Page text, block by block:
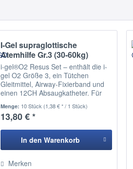
I-Gel supraglottische
Atemhilfe Gr.3 (30-60kg)
i-gel®O2 Resus Set – enthält die i-
gel O2 Größe 3, ein Tütchen
Gleitmittel, Airway-Fixierband und
einen 12CH Absaugkatheter. Für
Menge: 10 Stück (1,38 € * / 1 Stück)
13,80 € *
In den Warenkorb
Merken